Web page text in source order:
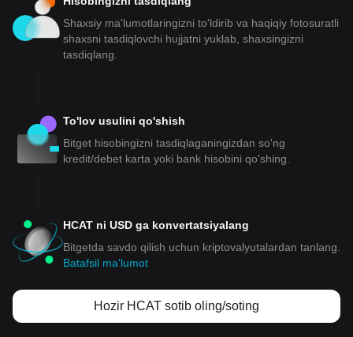
Shaxsiy ma'lumotlaringizni to'ldirib va haqiqiy fotosuratli
shaxsni tasdiqlovchi hujjatni yuklab, shaxsingizni
tasdiqlang.
To'lov usulini qo'shish
Bitget hisobingizni tasdiqlaganingizdan so'ng
kredit/debet karta yoki bank hisobini qo'shing.
HCAT ni USD ga konvertatsiyalang
Bitgetda savdo qilish uchun kriptovalyutalardan tanlang.
Batafsil ma'lumot
Hozir HCAT sotib oling/soting